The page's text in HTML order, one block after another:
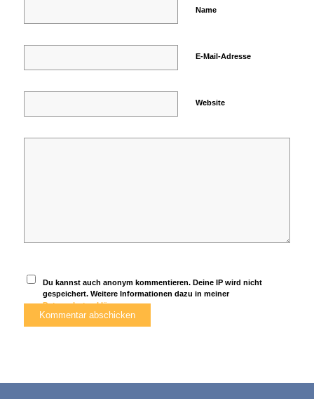
Name
E-Mail-Adresse
Website
Du kannst auch anonym kommentieren. Deine IP wird nicht
gespeichert. Weitere Informationen dazu in meiner
Datenschutzerklärung.